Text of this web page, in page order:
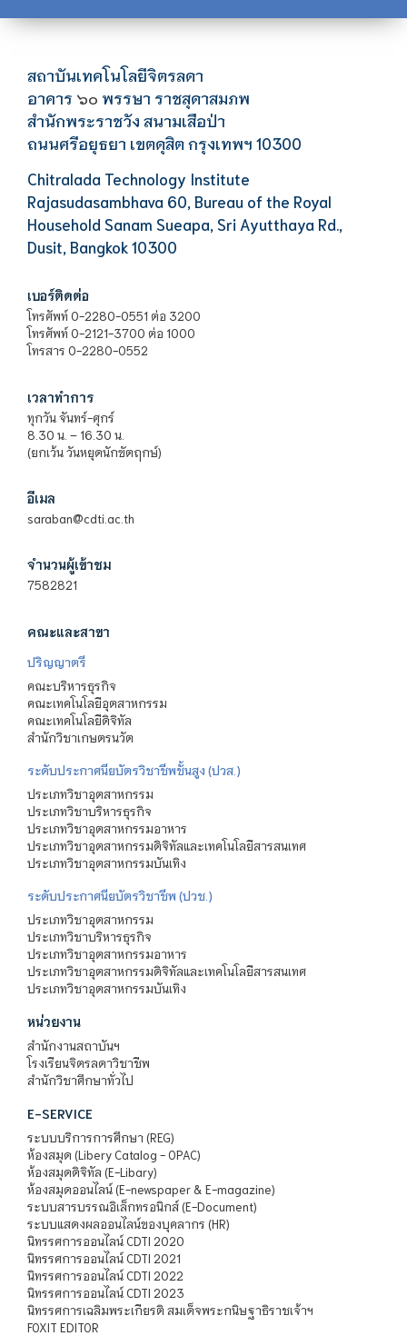
สถาบันเทคโนโลยีจิตรลดา
อาคาร ๖๐ พรรษา ราชสุดาสมภพ
สำนักพระราชวัง สนามเสือป่า
ถนนศรีอยุธยา เขตดุสิต กรุงเทพฯ 10300
Chitralada Technology Institute
Rajasudasambhava 60, Bureau of the Royal
Household Sanam Sueapa, Sri Ayutthaya Rd.,
Dusit, Bangkok 10300
เบอร์ติดต่อ
โทรศัพท์ 0-2280-0551 ต่อ 3200
โทรศัพท์ 0-2121-3700 ต่อ 1000
โทรสาร 0-2280-0552
เวลาทำการ
ทุกวัน จันทร์-ศุกร์
8.30 น. – 16.30 น.
(ยกเว้น วันหยุดนักขัตฤกษ์)
อีเมล
saraban@cdti.ac.th
จำนวนผู้เข้าชม
7582821
คณะและสาขา
ปริญญาตรี
คณะบริหารธุรกิจ
คณะเทคโนโลยีอุตสาหกรรม
คณะเทคโนโลยีดิจิทัล
สำนักวิชาเกษตรนวัต
ระดับประกาศนียบัตรวิชาชีพชั้นสูง (ปวส.)
ประเภทวิชาอุตสาหกรรม
ประเภทวิชาบริหารธุรกิจ
ประเภทวิชาอุตสาหกรรมอาหาร
ประเภทวิชาอุตสาหกรรมดิจิทัลและเทคโนโลยีสารสนเทศ
ประเภทวิชาอุตสาหกรรมบันเทิง
ระดับประกาศนียบัตรวิชาชีพ (ปวช.)
ประเภทวิชาอุตสาหกรรม
ประเภทวิชาบริหารธุรกิจ
ประเภทวิชาอุตสาหกรรมอาหาร
ประเภทวิชาอุตสาหกรรมดิจิทัลและเทคโนโลยีสารสนเทศ
ประเภทวิชาอุตสาหกรรมบันเทิง
หน่วยงาน
สำนักงานสถาบันฯ
โรงเรียนจิตรลดาวิชาชีพ
สำนักวิชาศึกษาทั่วไป
E-SERVICE
ระบบบริการการศึกษา (REG)
ห้องสมุด (Libery Catalog - OPAC)
ห้องสมุดดิจิทัล (E-Libary)
ห้องสมุดออนไลน์ (E-newspaper & E-magazine)
ระบบสารบรรณอิเล็กทรอนิกส์ (E-Document)
ระบบแสดงผลออนไลน์ของบุคลากร (HR)
นิทรรศการออนไลน์ CDTI 2020
นิทรรศการออนไลน์ CDTI 2021
นิทรรศการออนไลน์ CDTI 2022
นิทรรศการออนไลน์ CDTI 2023
นิทรรศการเฉลิมพระเกียรติ สมเด็จพระกนิษฐาธิราชเจ้าฯ
FOXIT EDITOR